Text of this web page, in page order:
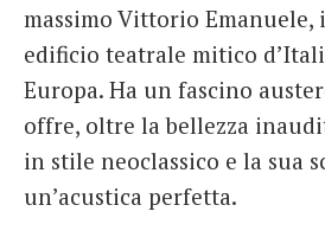
massimo Vittorio
edificio teatrale mitico
Europa. Ha un fascino
offre, oltre la bellezza
in stile neoclassico e la sua
un’acustica perfetta.